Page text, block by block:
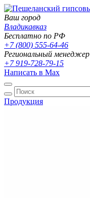
Ваш город
Владикавказ
Бесплатно по РФ
+7 (800) 555-64-46
Региональный менеджер
+7 919-728-79-15
Написать в Max
Продукция